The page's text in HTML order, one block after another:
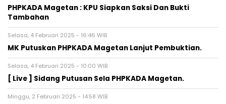
PHPKADA Magetan : KPU Siapkan Saksi Dan Bukti
Tambahan
Selasa, 4 Februari 2025 - 16:46 WIB
MK Putuskan PHPKADA Magetan Lanjut Pembuktian.
Selasa, 4 Februari 2025 - 10:00 WIB
[ Live ] Sidang Putusan Sela PHPKADA Magetan.
Minggu, 2 Februari 2025 - 14:58 WIB